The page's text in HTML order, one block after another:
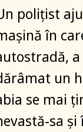
poliţist
în
un
se mai
sa